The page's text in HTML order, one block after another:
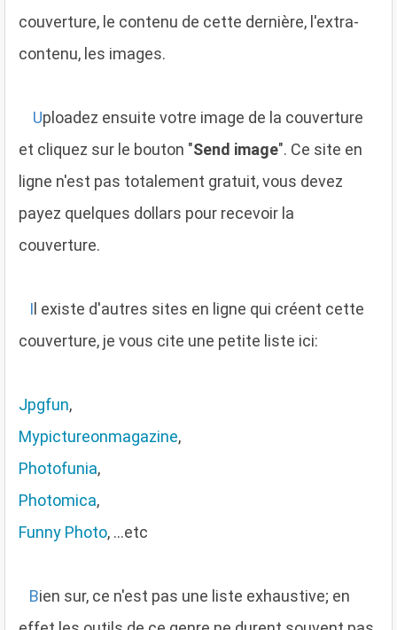
couverture, le contenu de cette dernière, l'extra-
contenu, les images.
Uploadez ensuite votre image de la couverture
et cliquez sur le bouton "Send image". Ce site en
ligne n'est pas totalement gratuit, vous devez
payez quelques dollars pour recevoir la
couverture.
I l existe d'autres sites en ligne qui créent cette
couverture, je vous cite une petite liste ici:
Jpgfun,
Mypictureonmagazine,
Photofunia,
Photomica,
Funny Photo, ...etc
Bien sur, ce n'est pas une liste exhaustive; en